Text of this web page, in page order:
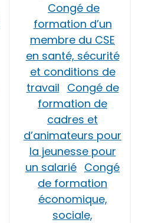
Congé de
formation d’un
membre du CSE
en santé, sécurité
et conditions de
travail Congé de
formation de
cadres et
d’animateurs pour
la jeunesse pour
un salarié Congé
de formation
économique,
sociale,